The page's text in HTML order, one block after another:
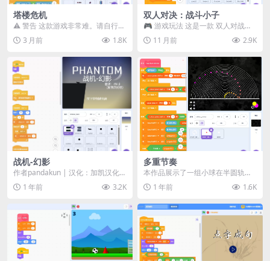
塔楼危机
⚠️ 警告 这款游戏非常难。请自行承
担游玩风险…… 故事背景 新普莱克
斯市正在不...
3 月前 1.8K
双人对决：战斗小子
🎮 游戏玩法 这是一款 双人对战游
戏，找上你的好友一起开战才最有
乐趣！ 🟡 黄色...
11 月前 2.9K
战机-幻影
作者pandakun | 汉化：加凯汉化组
🕹️ 核心玩法 ​基础操作： ​移动...
1 年前 3.2K
多重节奏
本作品展示了一组小球在半圆轨迹
上运行的动画。外圈小球的速度比
内圈小球略快，起初差...
1 年前 1.6K